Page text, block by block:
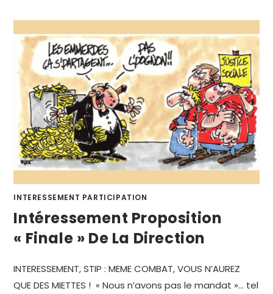
INTERESSEMENT PARTICIPATION
Intéressement Proposition
« Finale » De La Direction
INTERESSEMENT, STIP : MEME COMBAT, VOUS N’AUREZ
QUE DES MIETTES ! « Nous n’avons pas le mandat »… tel